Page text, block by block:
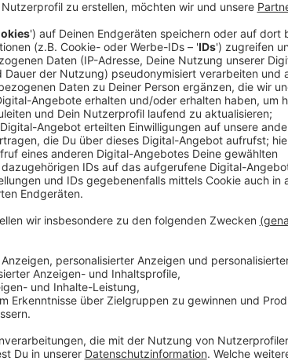
Moderne Ausstattung: Parkplätze und E-
Anzeige
Kunden finden künftig über 300 Parkplätze und E-
METRO-Zentrale bleibt weiterhin an der
Anzeige
Anzeige
Auf den freiwerdenden Flächen entstehen über
Geschäfte, Gastronomie und Büros. Das Viertel